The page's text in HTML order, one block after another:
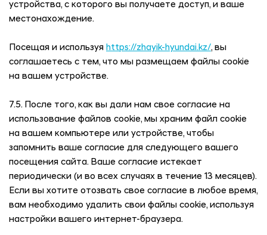
устройства, с которого вы получаете доступ, и ваше
местонахождение.
Посещая и используя https://zhayik-hyundai.kz/, вы
соглашаетесь с тем, что мы размещаем файлы cookie
на вашем устройстве.
7.5. После того, как вы дали нам свое согласие на
использование файлов cookie, мы храним файл cookie
на вашем компьютере или устройстве, чтобы
запомнить ваше согласие для следующего вашего
посещения сайта. Ваше согласие истекает
периодически (и во всех случаях в течение 13 месяцев).
Если вы хотите отозвать свое согласие в любое время,
вам необходимо удалить свои файлы cookie, используя
настройки вашего интернет-браузера.